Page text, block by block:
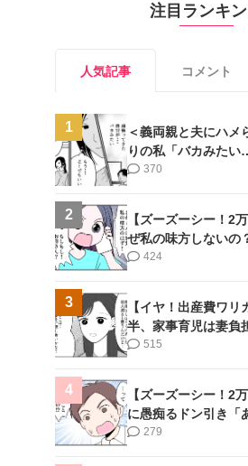
注目ランキ
人気記事 コメント
1
＜義両親と夫にハメ
りの私「バカみた
肢がない【第5話まん
370
2
【ズーズーシー！2
ぜ私の味方しないの
第17話＞#4コマ母道
424
3
【イヤ！出産費ワ
半、家事育児は妻負
第11話＞#4コマ母道
515
4
【ズーズーシー！2
に愚痴るドン引き「
第16話＞#4コマ母道
279